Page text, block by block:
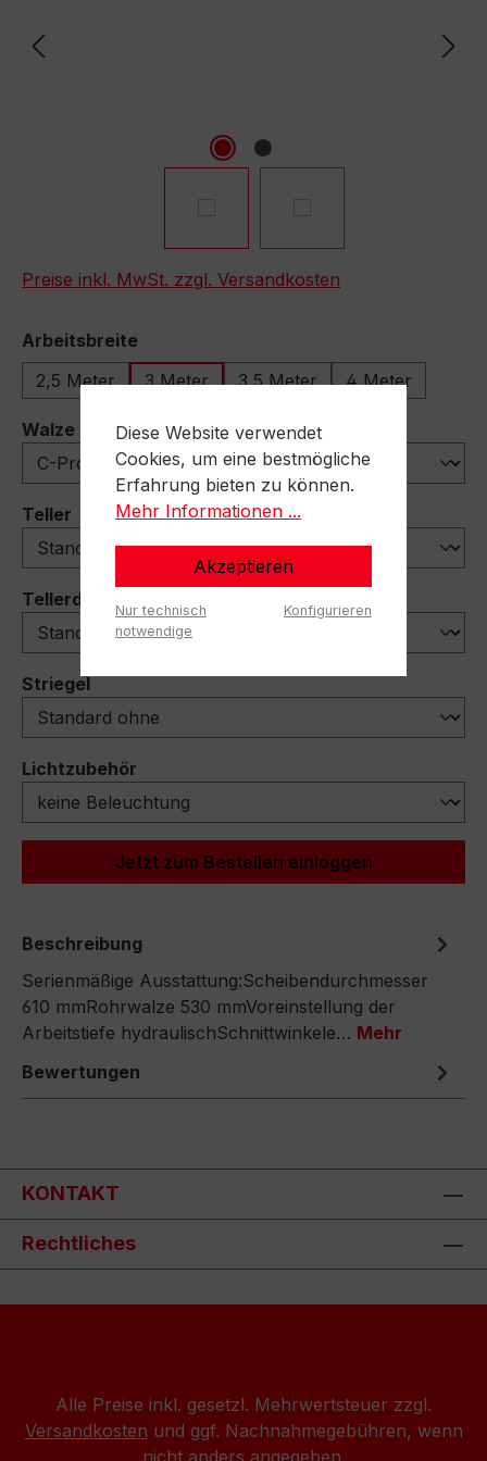
Preise inkl. MwSt. zzgl. Versandkosten
Arbeitsbreiteauswählen
2,5 Meter
3 Meter 3,5 Meter 4 Meter
Walzeauswählen
Teller auswählen
Tellerdeflektoren
Striegelauswählen
Lichtzubehör
Jetzt zum Bestellen einloggen
Beschreibung
Serienmäßige Ausstattung:Scheibendurchmesser
610 mmRohrwalze 530 mmVoreinstellung der
Arbeitstiefe hydraulischSchnittwinkele… Mehr
Bewertungen
KONTAKT
Rechtliches
Alle Preise inkl. gesetzl. Mehrwertsteuer zzgl.
Versandkosten und ggf. Nachnahmegebühren, wenn
nicht anders angegeben.
Diese Website verwendet
Cookies, um eine bestmögliche
Erfahrung bieten zu können.
Mehr Informationen ...
Akzeptieren
Nur technisch
notwendige
Konfigurieren